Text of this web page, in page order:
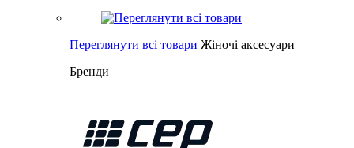
Переглянути всі товари Жіночі аксесуари
Бренди